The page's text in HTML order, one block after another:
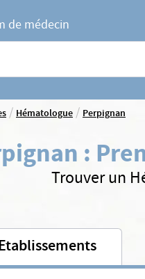
de médecin
un service
/Hématologue/Perpignan
:
Trouver un